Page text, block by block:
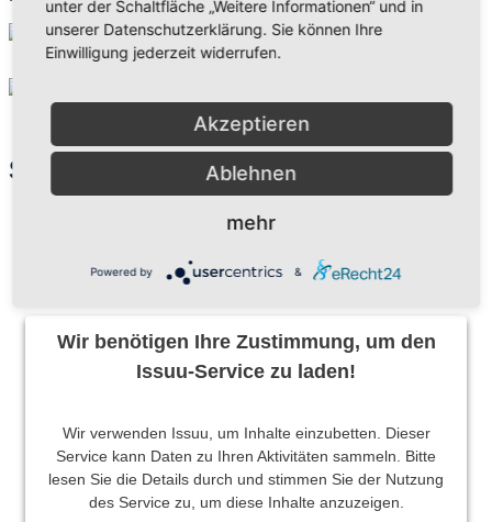
Sexueller Gewalt begegnen
Wir benötigen Ihre Zustimmung, um den
Issuu-Service zu laden!
Wir verwenden Issuu, um Inhalte einzubetten. Dieser
Service kann Daten zu Ihren Aktivitäten sammeln. Bitte
lesen Sie die Details durch und stimmen Sie der Nutzung
des Service zu, um diese Inhalte anzuzeigen.
unter der Schaltfläche „Weitere Informationen“ und in
unserer Datenschutzerklärung. Sie können Ihre
Einwilligung jederzeit widerrufen.
Akzeptieren
Ablehnen
mehr
Powered by &